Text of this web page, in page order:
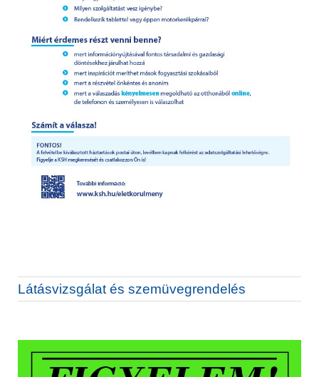
Látásvizsgálat és szemüvegrendelés